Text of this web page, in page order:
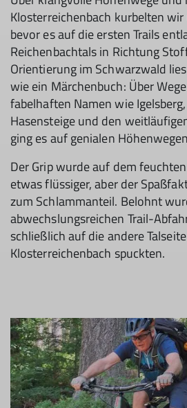
Klosterreichenbach kurbelten
bevor es auf die ersten Trails
Reichenbachtals in Richtung
Orientierung im Schwarzwald
wie ein Märchenbuch: Über
fabelhaften Namen wie
Hasensteige und den
ging es auf genialen
Der Grip wurde auf dem
etwas flüssiger, aber der
zum Schlammanteil. Belohnt
abwechslungsreichen Trail-
schließlich auf die andere
Klosterreichenbach spuckten.